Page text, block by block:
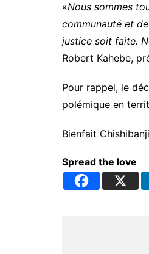
«Nous sommes
communauté et
justice soit faite.
Robert Kahebe,
Pour rappel, le
polémique en
Bienfait
Spread the love